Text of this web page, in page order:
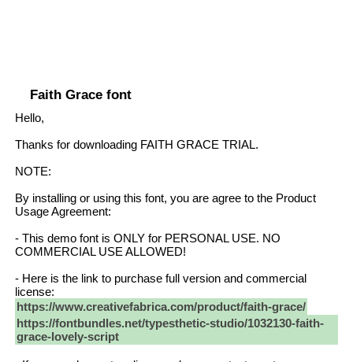
Faith Grace font
Hello,
Thanks for downloading FAITH GRACE TRIAL.
NOTE:
By installing or using this font, you are agree to the Product
Usage Agreement:
- This demo font is ONLY for PERSONAL USE. NO
COMMERCIAL USE ALLOWED!
- Here is the link to purchase full version and commercial
license:
https://www.creativefabrica.com/product/faith-grace/
https://fontbundles.net/typesthetic-studio/1032130-faith-
grace-lovely-script